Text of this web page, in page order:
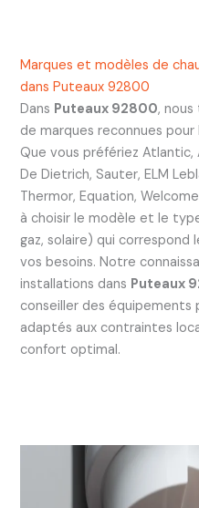
Marques et modèles de
dans Puteaux 92800
Dans Puteaux 92800, nous
de marques reconnues
Que vous préfériez Atlantic,
De Dietrich, Sauter, ELM
Thermor, Equation,
à choisir le modèle et le
gaz, solaire) qui
vos besoins. Notre
installations dans Puteaux
conseiller des
adaptés aux contraintes
confort optimal.